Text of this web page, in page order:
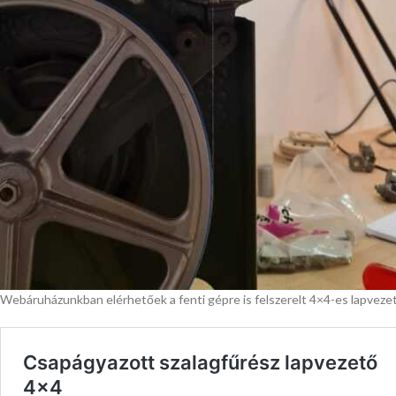
Webáruházunkban elérhetőek a fenti gépre is felszerelt 4×4-es